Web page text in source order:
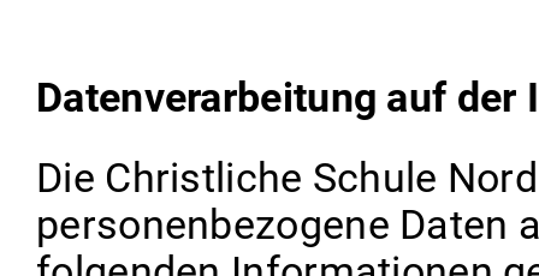
Datenverarbeitung auf der
Die Christliche Schule
personenbezogene Daten